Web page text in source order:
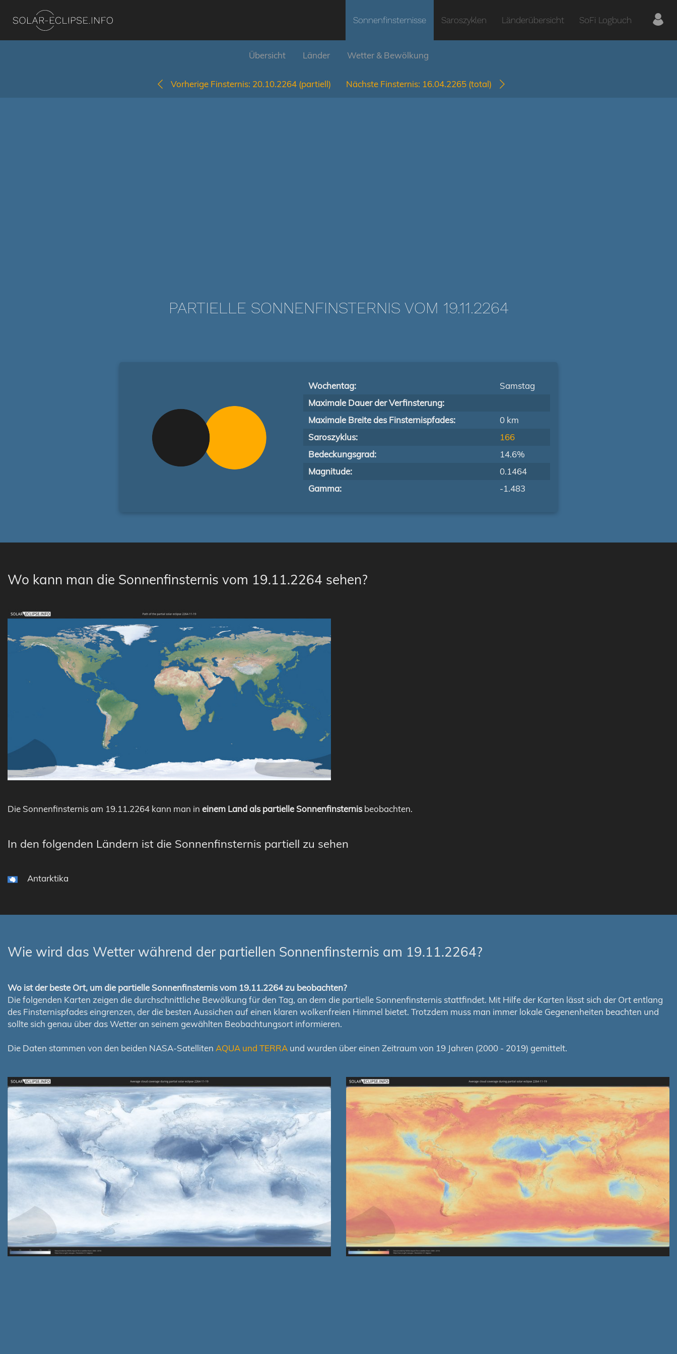
Sonnenfinsternisse Saroszyklen Länderübersicht SoFi Logbuch
Übersicht Länder Wetter & Bewölkung
Vorherige Finsternis: 20.10.2264 (partiell) Nächste Finsternis: 16.04.2265 (total)
PARTIELLE SONNENFINSTERNIS VOM 19.11.2264
Wochentag:
Samstag
Maximale Dauer der Verfinsterung:
Maximale Breite des Finsternispfades:
0 km
Saroszyklus:
166
Bedeckungsgrad:
14.6%
Magnitude:
0.1464
Gamma:
-1.483
Wo kann man die Sonnenfinsternis vom 19.11.2264 sehen?
Die Sonnenfinsternis am 19.11.2264 kann man in einem Land als partielle Sonnenfinsternisbeobachten.
In den folgenden Ländern ist die Sonnenfinsternis partiell zu sehen
Antarktika
Wie wird das Wetter während der partiellen Sonnenfinsternis am 19.11.2264?
Wo ist der beste Ort, um die partielle Sonnenfinsternis vom 19.11.2264 zu beobachten?
Die folgenden Karten zeigen die durchschnittliche Bewölkung für den Tag, an dem die partielle Sonnenfinsternis stattfindet. Mit Hilfe der Karten lässt sich der Ort entlang
des Finsternispfades eingrenzen, der die besten Aussichen auf einen klaren wolkenfreien Himmel bietet. Trotzdem muss man immer lokale Gegenenheiten beachten und
sollte sich genau über das Wetter an seinem gewählten Beobachtungsort informieren.
Die Daten stammen von den beiden NASA-Satelliten AQUA und TERRA und wurden über einen Zeitraum von 19 Jahren (2000 - 2019) gemittelt.